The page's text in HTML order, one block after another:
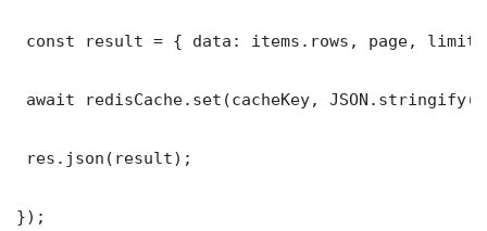
const result = { data: items.rows, page,
await redisCache.set(cacheKey,
res.json(result);
});